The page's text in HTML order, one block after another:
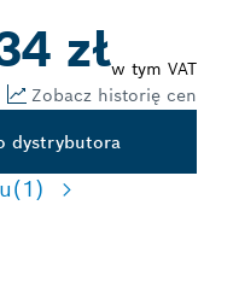
złw tym VAT
Zobacz historię cen
dystrybutora
(1)